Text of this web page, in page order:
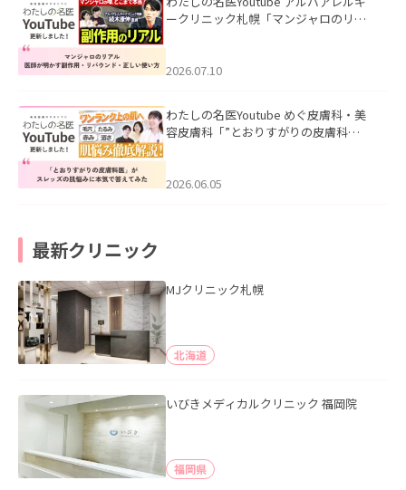
ークリニック札幌「マンジャロのリア
た。
2026.07.10
わたしの名医Youtube めぐ皮膚科・美
容皮膚科「”とおりすがりの皮膚科
2026.06.05
最新クリニック
MJクリニック札幌
北海道
いびきメディカルクリニック 福岡院
福岡県